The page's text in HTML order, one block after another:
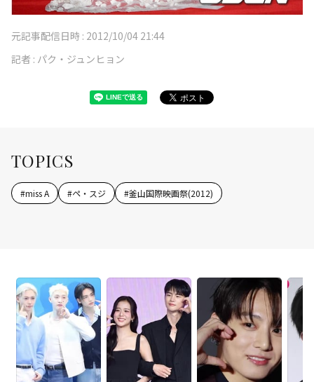
元記事配信日時 : 2012/10/04 21:44
記者 : パク・ジュンヒョン
TOPICS
#miss A #ペ・スジ #釜山国際映画祭(2012)